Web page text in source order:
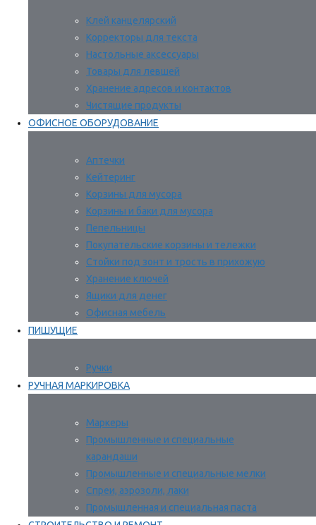
Клей канцелярский
Корректоры для текста
Настольные аксессуары
Товары для левшей
Хранение адресов и контактов
Чистящие продукты
ОФИСНОЕ ОБОРУДОВАНИЕ
Аптечки
Кейтеринг
Корзины для мусора
Корзины и баки для мусора
Пепельницы
Покупательские корзины и тележки
Стойки под зонт и трость в прихожую
Хранение ключей
Ящики для денег
Офисная мебель
ПИШУЩИЕ
Ручки
РУЧНАЯ МАРКИРОВКА
Маркеры
Промышленные и специальные
карандаши
Промышленные и специальные мелки
Спреи, аэрозоли, лаки
Промышленная и специальная паста